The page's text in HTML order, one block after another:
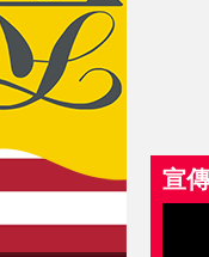
宣